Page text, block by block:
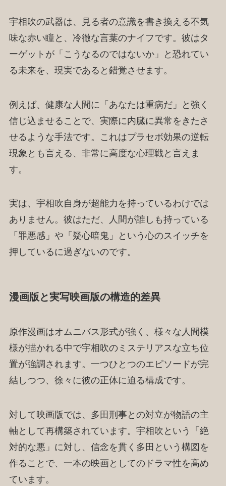
宇相吹の武器は、見る者の意識を書き換える不気
味な赤い瞳と、冷徹な言葉のナイフです。彼はタ
ーゲットが「こうなるのではないか」と恐れてい
る未来を、現実であると錯覚させます。
例えば、健康な人間に「あなたは重病だ」と強く
信じ込ませることで、実際に内臓に異常をきたさ
せるような手法です。これはプラセボ効果の逆転
現象とも言える、非常に高度な心理戦と言えま
す。
実は、宇相吹自身が超能力を持っているわけでは
ありません。彼はただ、人間が誰しも持っている
「罪悪感」や「疑心暗鬼」という心のスイッチを
押しているに過ぎないのです。
漫画版と実写映画版の構造的差異
原作漫画はオムニバス形式が強く、様々な人間模
様が描かれる中で宇相吹のミステリアスな立ち位
置が強調されます。一つひとつのエピソードが完
結しつつ、徐々に彼の正体に迫る構成です。
対して映画版では、多田刑事との対立が物語の主
軸として再構築されています。宇相吹という「絶
対的な悪」に対し、信念を貫く多田という構図を
作ることで、一本の映画としてのドラマ性を高め
ています。